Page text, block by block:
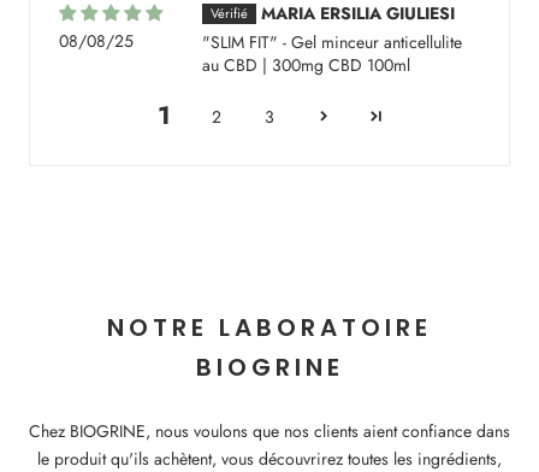
08/08/25
MARIA ERSILIA GIULIESI
"SLIM FIT" - Gel minceur anticellulite
au CBD | 300mg CBD 100ml
1 2 3
NOTRE LABORATOIRE
BIOGRINE
Chez BIOGRINE, nous voulons que nos clients aient confiance dans
le produit qu'ils achètent, vous découvrirez toutes les ingrédients,